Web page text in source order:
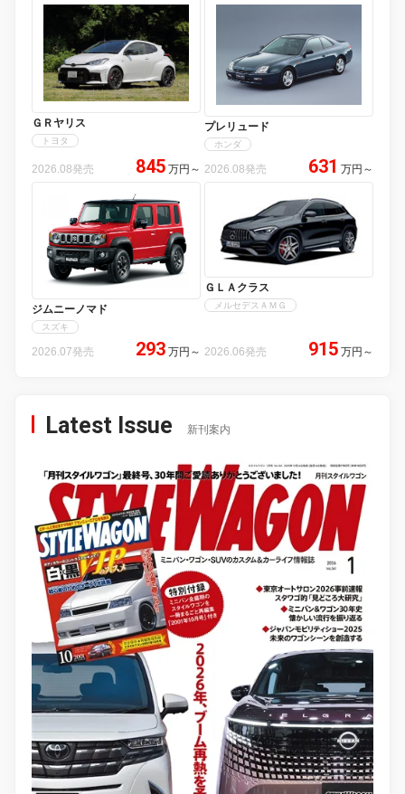
ＧＲヤリス
トヨタ
2026.08発売 845 万円 ～
プレリュード
ホンダ
2026.08発売 631 万円 ～
ジムニーノマド
スズキ
2026.07発売 293 万円 ～
ＧＬＡクラス
メルセデスＡＭＧ
2026.06発売 915 万円 ～
Latest Issue 新刊案内